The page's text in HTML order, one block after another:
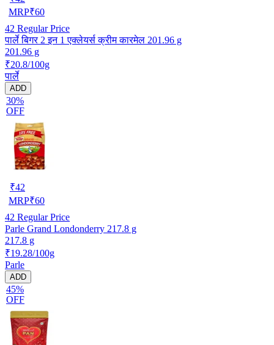
MRP₹60
42 Regular Price
पार्ले बिगर 2 इन 1 एक्लेयर्स क्रीम कारमेल 201.96 g
201.96 g
₹20.8/100g
पार्ले
ADD
30%
OFF
₹42
MRP₹60
42 Regular Price
Parle Grand Londonderry 217.8 g
217.8 g
₹19.28/100g
Parle
ADD
45%
OFF